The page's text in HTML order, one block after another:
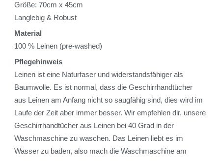
Größe: 70cm x 45cm
Langlebig & Robust
Material
100 % Leinen (pre-washed)
Pflegehinweis
Leinen ist eine Naturfaser und widerstandsfähiger als
Baumwolle. Es ist normal, dass die Geschirrhandtücher
aus Leinen am Anfang nicht so saugfähig sind, dies wird im
Laufe der Zeit aber immer besser. Wir empfehlen dir, unsere
Geschirrhandtücher aus Leinen bei 40 Grad in der
Waschmaschine zu waschen. Das Leinen liebt es im
Wasser zu baden, also mach die Waschmaschine am